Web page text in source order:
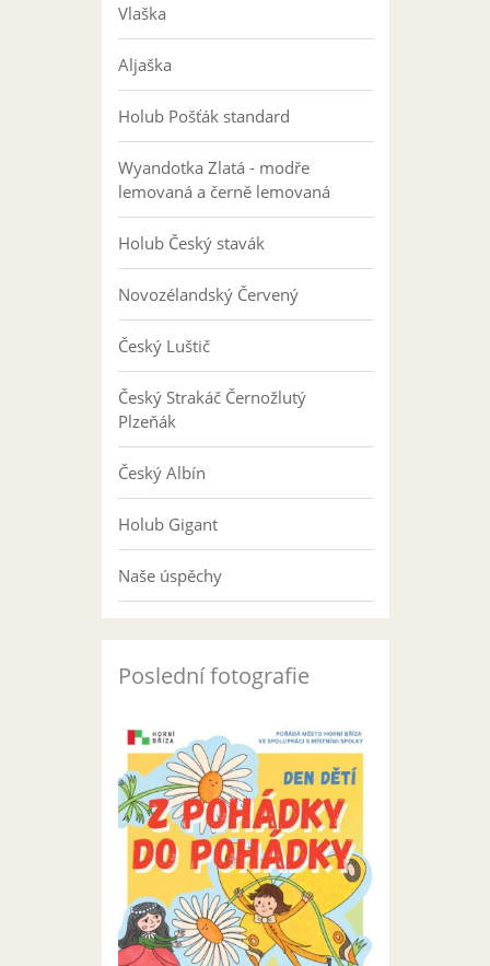
Vlaška
Aljaška
Holub Pošťák standard
Wyandotka Zlatá - modře
lemovaná a černě lemovaná
Holub Český stavák
Novozélandský Červený
Český Luštič
Český Strakáč Černožlutý
Plzeňák
Český Albín
Holub Gigant
Naše úspěchy
Poslední fotografie